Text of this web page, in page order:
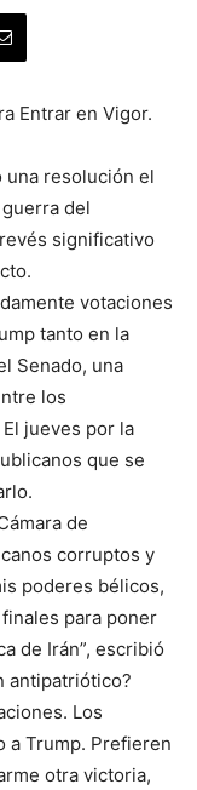
Entrar en Vigor.
una resolución el
del
significativo
votaciones
tanto en la
Senado, una
los
jueves por la
que se
de
corruptos y
poderes bélicos,
para poner
de Irán”, escribió
antipatriótico?
Los
a Trump. Prefieren
otra victoria,